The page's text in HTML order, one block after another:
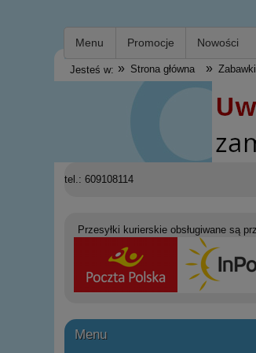
Menu Promocje Nowości
Jesteś w: » Strona główna »
tel.: 609108114
Przesyłki kurierskie obsługiwane są
Menu